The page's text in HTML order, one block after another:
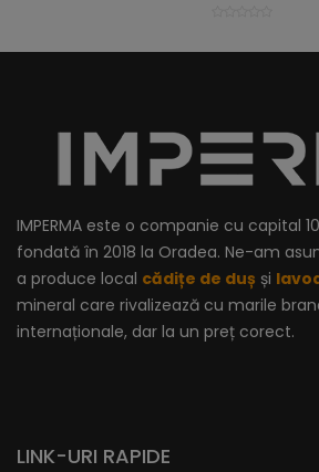
IMPERMA este o companie cu capital
fondată în 2018 la Oradea. Ne-am
a produce local cădițe de duș și
mineral care rivalizează cu marile
internaționale, dar la un preț corect.
LINK-URI RAPIDE